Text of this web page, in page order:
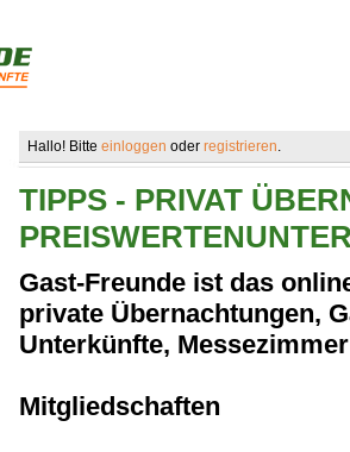
Hallo! Bitte einloggen oder registrieren.
TIPPS - PRIVAT
Gast-Freunde ist das
private Übernachtungen,
Unterkünfte,
Mitgliedschaften